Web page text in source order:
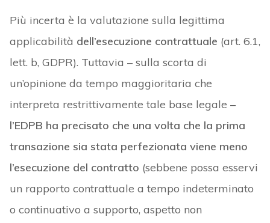
Più incerta è la valutazione sulla legittima
applicabilità dell’esecuzione contrattuale (art. 6.1,
lett. b, GDPR). Tuttavia – sulla scorta di
un’opinione da tempo maggioritaria che
interpreta restrittivamente tale base legale –
l’EDPB ha precisato che una volta che la prima
transazione sia stata perfezionata viene meno
l’esecuzione del contratto (sebbene possa esservi
un rapporto contrattuale a tempo indeterminato
o continuativo a supporto, aspetto non